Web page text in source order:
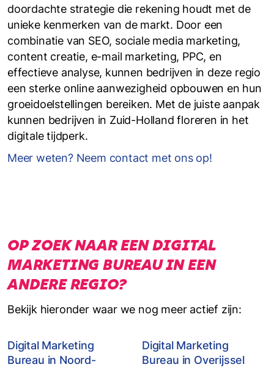
doordachte strategie die rekening houdt met de
unieke kenmerken van de markt. Door een
combinatie van SEO, sociale media marketing,
content creatie, e-mail marketing, PPC, en
effectieve analyse, kunnen bedrijven in deze regio
een sterke online aanwezigheid opbouwen en hun
groeidoelstellingen bereiken. Met de juiste aanpak
kunnen bedrijven in Zuid-Holland floreren in het
digitale tijdperk.
Meer weten? Neem contact met ons op!
OP ZOEK NAAR EEN DIGITAL
MARKETING BUREAU IN EEN
ANDERE REGIO?
Bekijk hieronder waar we nog meer actief zijn:
Digital Marketing
Bureau in Noord-
Digital Marketing
Bureau in Overijssel